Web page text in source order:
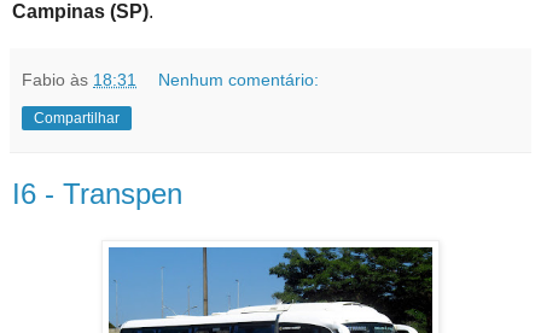
Campinas (SP).
Fabio às 18:31 Nenhum comentário:
Compartilhar
I6 - Transpen